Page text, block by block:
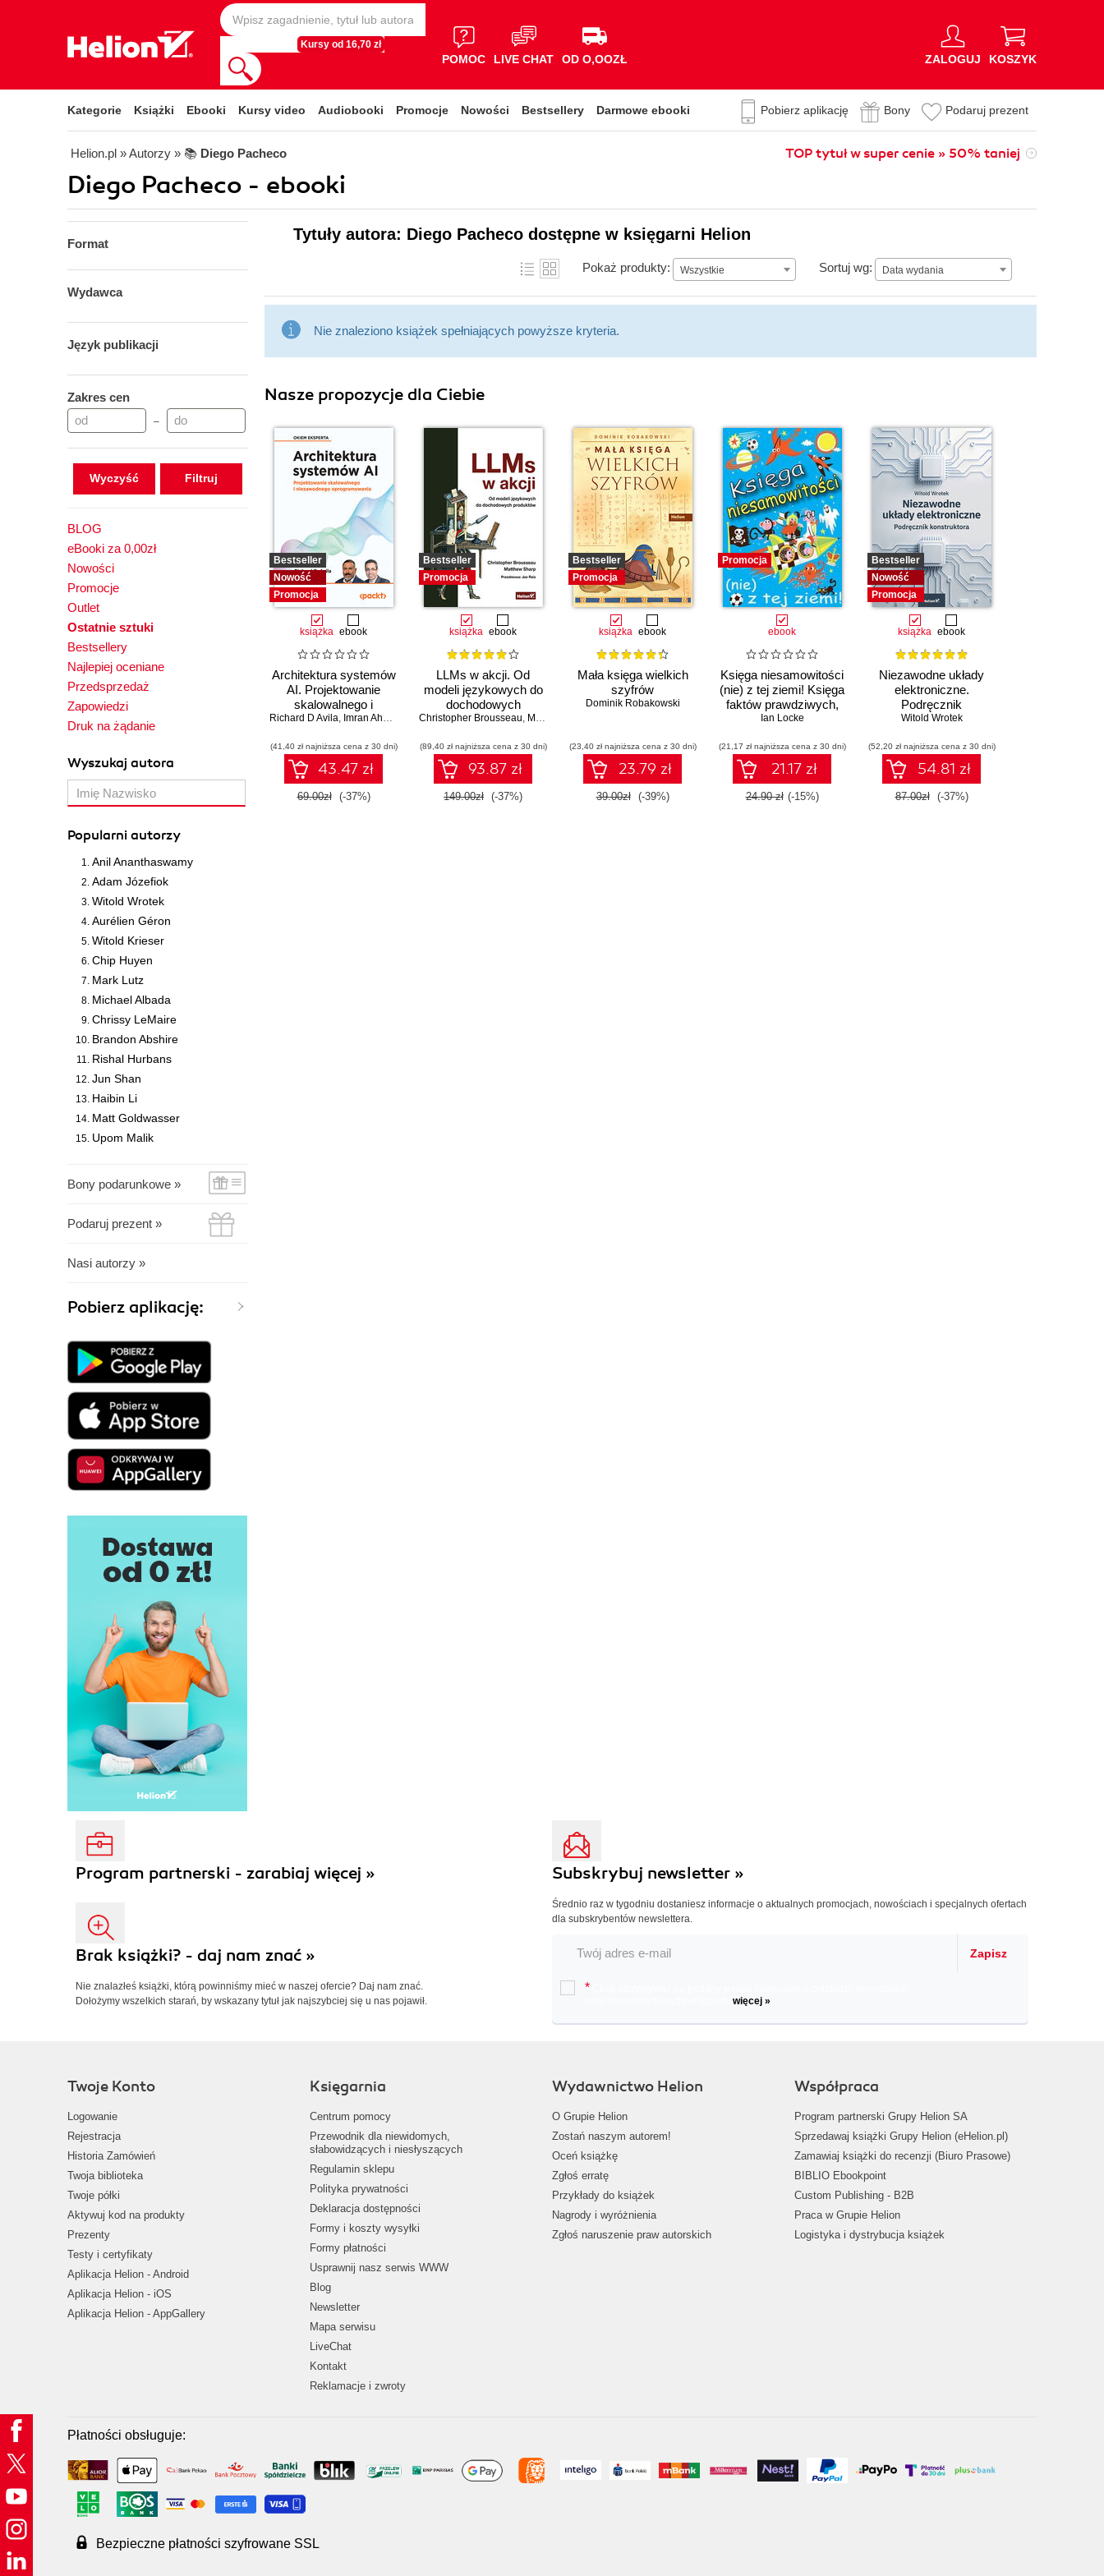
Kursy od 16,70 zł
POMOC LIVE CHAT OD O,OOZŁ ZALOGUJ KOSZYK
Kategorie Książki Ebooki Kursy video Audiobooki Promocje Nowości Bestsellery Darmowe ebooki Pobierz aplikację Bony Podaruj prezent
Helion.pl » Autorzy » 📚 Diego Pacheco TOP tytuł w super cenie » 50% taniej
Diego Pacheco - ebooki
Format
Wydawca
Język publikacji
Zakres cen
–
Wyczyść
BLOG
eBooki za 0,00zł
Nowości
Promocje
Outlet
Ostatnie sztuki
Bestsellery
Najlepiej oceniane
Przedsprzedaż
Zapowiedzi
Druk na żądanie
Wyszukaj autora
Popularni autorzy
Anil Ananthaswamy
Adam Józefiok
Witold Wrotek
Aurélien Géron
Witold Krieser
Chip Huyen
Mark Lutz
Michael Albada
Chrissy LeMaire
Brandon Abshire
Rishal Hurbans
Jun Shan
Haibin Li
Matt Goldwasser
Upom Malik
Bony podarunkowe »
Podaruj prezent »
Nasi autorzy »
Pobierz aplikację:
Tytuły autora: Diego Pacheco dostępne w księgarni Helion
Pokaż produkty: Wszystkie Sortuj wg: Data wydania
Data wydania
Nie znaleziono książek spełniających powyższe kryteria.
Nasze propozycje dla Ciebie
Bestseller
Nowość
Promocja
książka ebook
Architektura systemów
AI. Projektowanie
skalowalnego i
niezawodnego
Richard D Avila, Imran Ahmad
(41,40 zł najniższa cena z 30 dni)
43.47 zł
69.00zł (-37%)
Bestseller
Promocja
książka ebook
LLMs w akcji. Od
modeli językowych do
dochodowych
produktów
Christopher Brousseau, Matt Sharp
(89,40 zł najniższa cena z 30 dni)
93.87 zł
149.00zł (-37%)
Bestseller
Promocja
książka ebook
Mała księga wielkich
szyfrów
Dominik Robakowski
(23,40 zł najniższa cena z 30 dni)
23.79 zł
39.00zł (-39%)
Promocja
ebook
Księga niesamowitości
(nie) z tej ziemi! Księga
faktów prawdziwych,
choć niezwykłych
Ian Locke
(21,17 zł najniższa cena z 30 dni)
21.17 zł
24.90 zł (-15%)
Bestseller
Nowość
Promocja
książka ebook
Niezawodne układy
elektroniczne.
Podręcznik
konstruktora
Witold Wrotek
(52,20 zł najniższa cena z 30 dni)
54.81 zł
87.00zł (-37%)
Program partnerski - zarabiaj więcej »
Brak książki? - daj nam znać »
Nie znalazłeś książki, którą powinniśmy mieć w naszej ofercie? Daj nam znać.
Dołożymy wszelkich starań, by wskazany tytuł jak najszybciej się u nas pojawił.
Subskrybuj newsletter »
Średnio raz w tygodniu dostaniesz informacje o aktualnych promocjach, nowościach i specjalnych ofertach
dla subskrybentów newslettera.
Zapisz
*
więcej »
Twoje Konto
Logowanie
Rejestracja
Historia Zamówień
Twoja biblioteka
Twoje półki
Aktywuj kod na produkty
Prezenty
Testy i certyfikaty
Aplikacja Helion - Android
Aplikacja Helion - iOS
Aplikacja Helion - AppGallery
Księgarnia
Centrum pomocy
Przewodnik dla niewidomych,
słabowidzących i niesłyszących
Regulamin sklepu
Polityka prywatności
Deklaracja dostępności
Formy i koszty wysyłki
Formy płatności
Usprawnij nasz serwis WWW
Blog
Newsletter
Mapa serwisu
LiveChat
Kontakt
Reklamacje i zwroty
Wydawnictwo Helion
O Grupie Helion
Zostań naszym autorem!
Oceń książkę
Zgłoś erratę
Przykłady do książek
Nagrody i wyróżnienia
Zgłoś naruszenie praw autorskich
Współpraca
Program partnerski Grupy Helion SA
Sprzedawaj książki Grupy Helion (eHelion.pl)
Zamawiaj książki do recenzji (Biuro Prasowe)
BIBLIO Ebookpoint
Custom Publishing - B2B
Praca w Grupie Helion
Logistyka i dystrybucja książek
Płatności obsługuje:
Bezpieczne płatności szyfrowane SSL